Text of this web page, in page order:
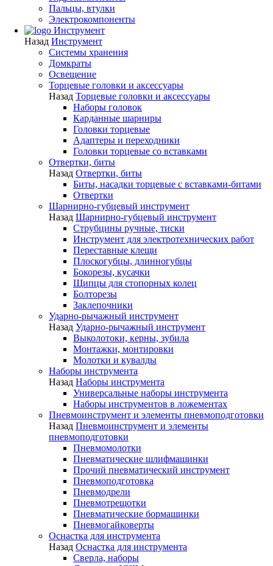
Пальцы, втулки
Электрокомпоненты
Инструмент
Назад Инструмент
Системы хранения
Домкраты
Освещение
Торцевые головки и аксессуары
Назад Торцевые головки и аксессуары
Наборы головок
Карданные шарниры
Головки торцевые
Адаптеры и переходники
Головки торцевые со вставками
Отвертки, биты
Назад Отвертки, биты
Биты, насадки торцевые с вставками-битами
Отвертки
Шарнирно-губцевый инструмент
Назад Шарнирно-губцевый инструмент
Струбцины ручные, тиски
Инструмент для электротехнических работ
Переставные клещи
Плоскогубцы, длинногубцы
Бокорезы, кусачки
Щипцы для стопорных колец
Болторезы
Заклепочники
Ударно-рычажный инструмент
Назад Ударно-рычажный инструмент
Выколотоки, керны, зубила
Монтажки, монтировки
Молотки и кувалды
Наборы инструмента
Назад Наборы инструмента
Универсальные наборы инструмента
Наборы инструментов в ложементах
Пневмоинструмент и элементы пневмоподготовки
Назад Пневмоинструмент и элементы
пневмоподготовки
Пневмомолотки
Пневматические шлифмашинки
Прочий пневматический инструмент
Пневмоподготовка
Пневмодрели
Пневмотрещотки
Пневматические бормашинки
Пневмогайковерты
Оснастка для инструмента
Назад Оснастка для инструмента
Сверла, наборы